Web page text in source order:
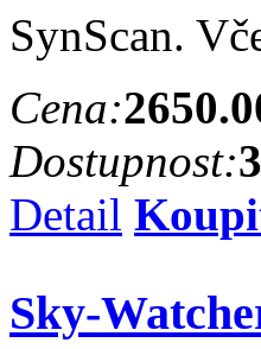
SynScan.
Cena:
Dostupnost:
Detail
Sky-